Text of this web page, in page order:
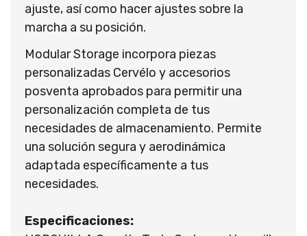
ajuste, así como hacer ajustes sobre la
marcha a su posición.
Modular Storage incorpora piezas
personalizadas Cervélo y accesorios
posventa aprobados para permitir una
personalización completa de tus
necesidades de almacenamiento. Permite
una solución segura y aerodinámica
adaptada específicamente a tus
necesidades.
Especificaciones: